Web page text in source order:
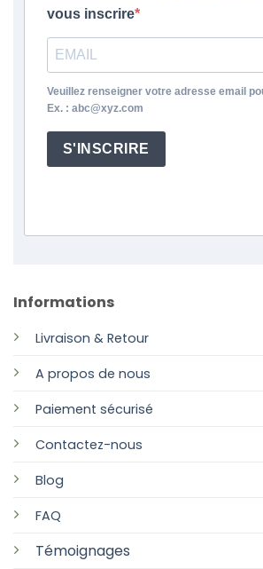
Informations
Livraison & Retour
A propos de nous
Paiement sécurisé
Contactez-nous
Blog
FAQ
Témoignages
vous inscrire
Veuillez renseigner votre adresse email
Ex. : abc@xyz.com
S'INSCRIRE